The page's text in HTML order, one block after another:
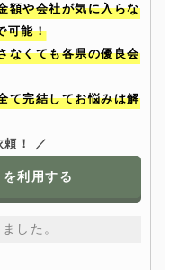
額や会社が気に入らな
可能！
なくても各県の優良会
て完結してお悩みは解
頼！ ／
利用する
した。